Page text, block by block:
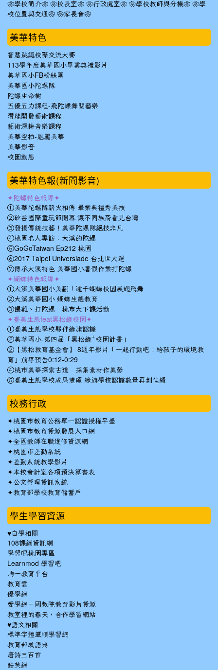
❀學校簡介❀ ❀校長室❀ ❀行政處室❀ ❀學校教師與分機❀ ❀學
校位置與交通❀ ❀家長會❀
美華特色
智慧跳繩校際交流大賽
113學年度美華國小畢業典禮影片
美華國小FB粉絲團
美華國小陀螺隊
陀螺生命樹
五優五力課程-飛陀蝶舞閱藝樂
潛能開發藝術課程
藝術深耕音樂課程
美華空拍-魅麗美華
美華影音
校園動態
美華特色報(新聞影音)
✦陀螺特色報導✦
①美華陀螺隊薪火相傳 畢業典禮秀美技
②矽谷國際童玩節開幕 讓不同族裔看見台灣
③發揚傳統技藝！美華陀螺隊絕技非凡
④桃園名人專訪：大溪的陀螺
⑤GoGoTaiwan Ep212 桃園
⑥2017 Taipei Universiade 台北世大運
⑦傳承大溪特色 美華國小暑假作業打陀螺
✦蝴蝶特色報導✦
①大溪美華國小美翻！逾千蝴蝶校園展翅飛舞
②大溪美華國小 蝴蝶生態教育
③餵雞、打陀螺 桃市大下課活動
✦臺美生態feat黑松綠校園✦
①臺美生態學校夥伴綠旗認證
②美華國小-第四屆「黑松綠⁺校園計畫」
②【黑松教育基金會】 8週年影片「一起行動吧！給孩子的環境教
育」前導預告0:12-0:29
④桃市美華探索古道 採集素材作美勞
⑤臺美生態學校成果豐碩 綠旗學校認證數量再創佳績
校務行政
✦桃園市教育公務單一認證授權平臺
✦桃園市教育資源發展入口網
✦全國教師在職進修資源網
✦桃園市差勤系統
✦ 差勤系統教學影片
✦本校會計室各項預決算書表
✦公文管理資訊系統
✦教育部學校教育儲蓄戶
學生學習資源
♥自學相關
108課綱資訊網
學習吧桃園專區
Learnmod 學習吧
均一教育平台
教育雲
優學網
愛學網－國教院教育影片資源
教室裡的春天，合作學習網站
♥語文相關
標準字體筆順學習網
教育部成語典
唐詩三百首
酷英網